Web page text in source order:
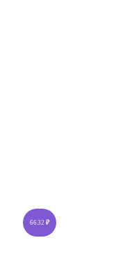
66.32 ₽